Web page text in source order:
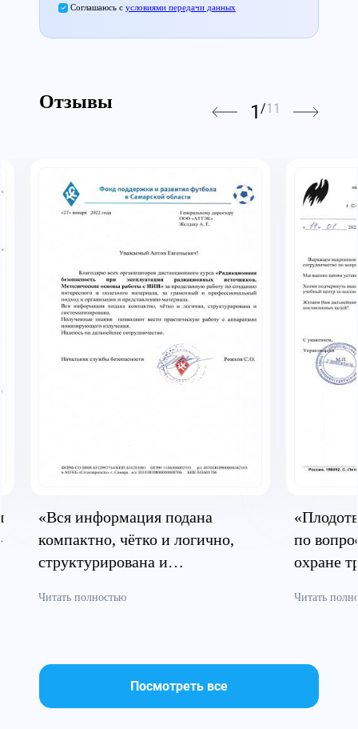
Соглашаюсь с условиями передачи данных
Отзывы 1 /11
«Вся информация подана
компактно, чётко и логично,
структурирована и
Читать полностью
по
охране
Читать
Посмотреть все